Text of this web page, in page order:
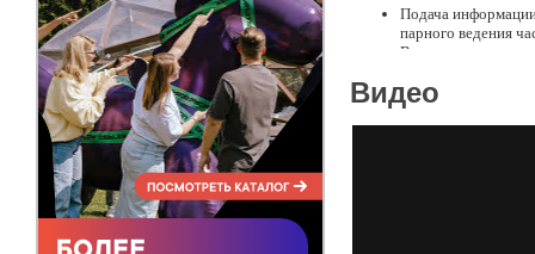
Подача
парного ведения
Ведущие могут
Дуэт «Кот и Пес»
конкретного
Почему вам
Видео